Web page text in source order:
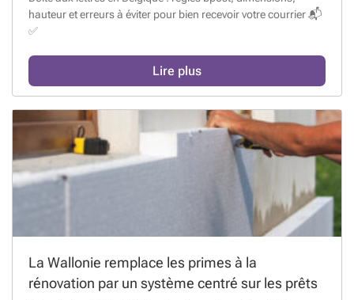
hauteur et erreurs à éviter pour bien recevoir votre courrier 📬
✅
Lire plus
La Wallonie remplace les primes à la
rénovation par un système centré sur les prêts